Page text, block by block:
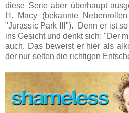
diese Serie aber überhaupt
H. Macy (bekannte
"Jurassic Park III"). Denn er ist
ins Gesicht und denkt sich: "Der
auch. Das beweist er hier als
der nur selten die richtigen